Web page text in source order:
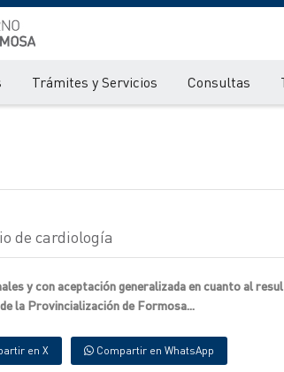
Trámites y Servicios Consultas
de cardiología
y con aceptación generalizada en cuanto al
la Provincialización de Formosa...
en X Compartir en WhatsApp